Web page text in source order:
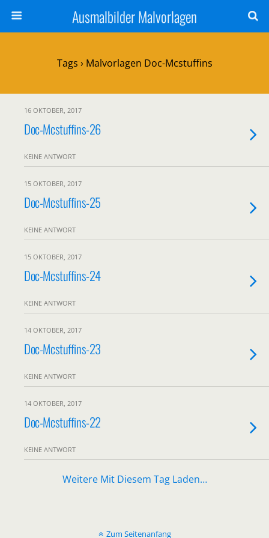
Ausmalbilder Malvorlagen
Tags › Malvorlagen Doc-Mcstuffins
16 OKTOBER, 2017
Doc-Mcstuffins-26
KEINE ANTWORT
15 OKTOBER, 2017
Doc-Mcstuffins-25
KEINE ANTWORT
15 OKTOBER, 2017
Doc-Mcstuffins-24
KEINE ANTWORT
14 OKTOBER, 2017
Doc-Mcstuffins-23
KEINE ANTWORT
14 OKTOBER, 2017
Doc-Mcstuffins-22
KEINE ANTWORT
Weitere Mit Diesem Tag Laden…
Zum Seitenanfang